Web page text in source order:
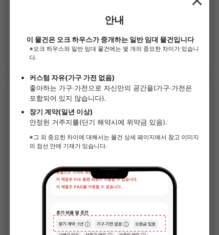
공실
19.87㎡〜 /2층 건물
1/3
SOCIAL RESIDENCE